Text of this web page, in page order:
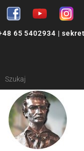
65 5402934 |